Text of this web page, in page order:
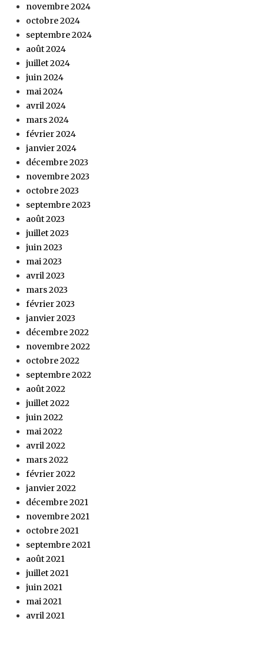
novembre 2024
octobre 2024
septembre 2024
août 2024
juillet 2024
juin 2024
mai 2024
avril 2024
mars 2024
février 2024
janvier 2024
décembre 2023
novembre 2023
octobre 2023
septembre 2023
août 2023
juillet 2023
juin 2023
mai 2023
avril 2023
mars 2023
février 2023
janvier 2023
décembre 2022
novembre 2022
octobre 2022
septembre 2022
août 2022
juillet 2022
juin 2022
mai 2022
avril 2022
mars 2022
février 2022
janvier 2022
décembre 2021
novembre 2021
octobre 2021
septembre 2021
août 2021
juillet 2021
juin 2021
mai 2021
avril 2021